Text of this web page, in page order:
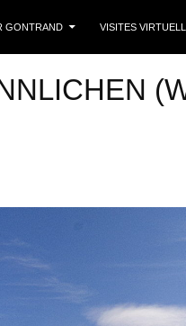
GONTRAND
VISITES